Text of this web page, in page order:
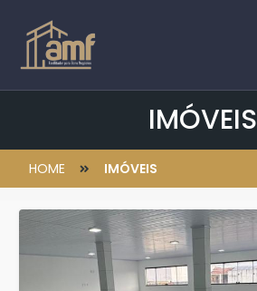
IMÓVEIS
HOME IMÓVEIS